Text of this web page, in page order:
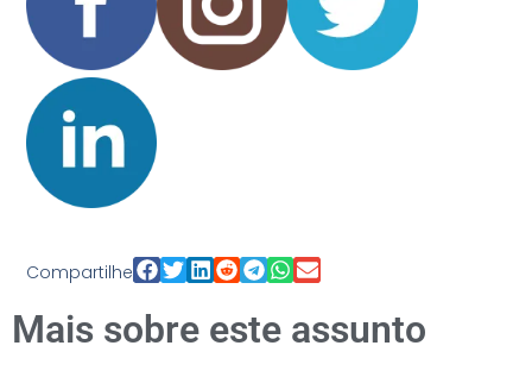
Compartilhe
Mais sobre este assunto